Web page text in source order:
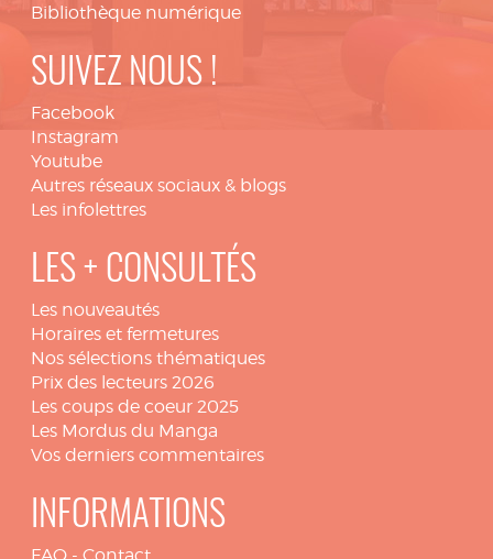
Bibliothèque numérique
SUIVEZ NOUS !
Facebook
Instagram
Youtube
Autres réseaux sociaux & blogs
Les infolettres
LES + CONSULTÉS
Les nouveautés
Horaires et fermetures
Nos sélections thématiques
Prix des lecteurs 2026
Les coups de coeur 2025
Les Mordus du Manga
Vos derniers commentaires
INFORMATIONS